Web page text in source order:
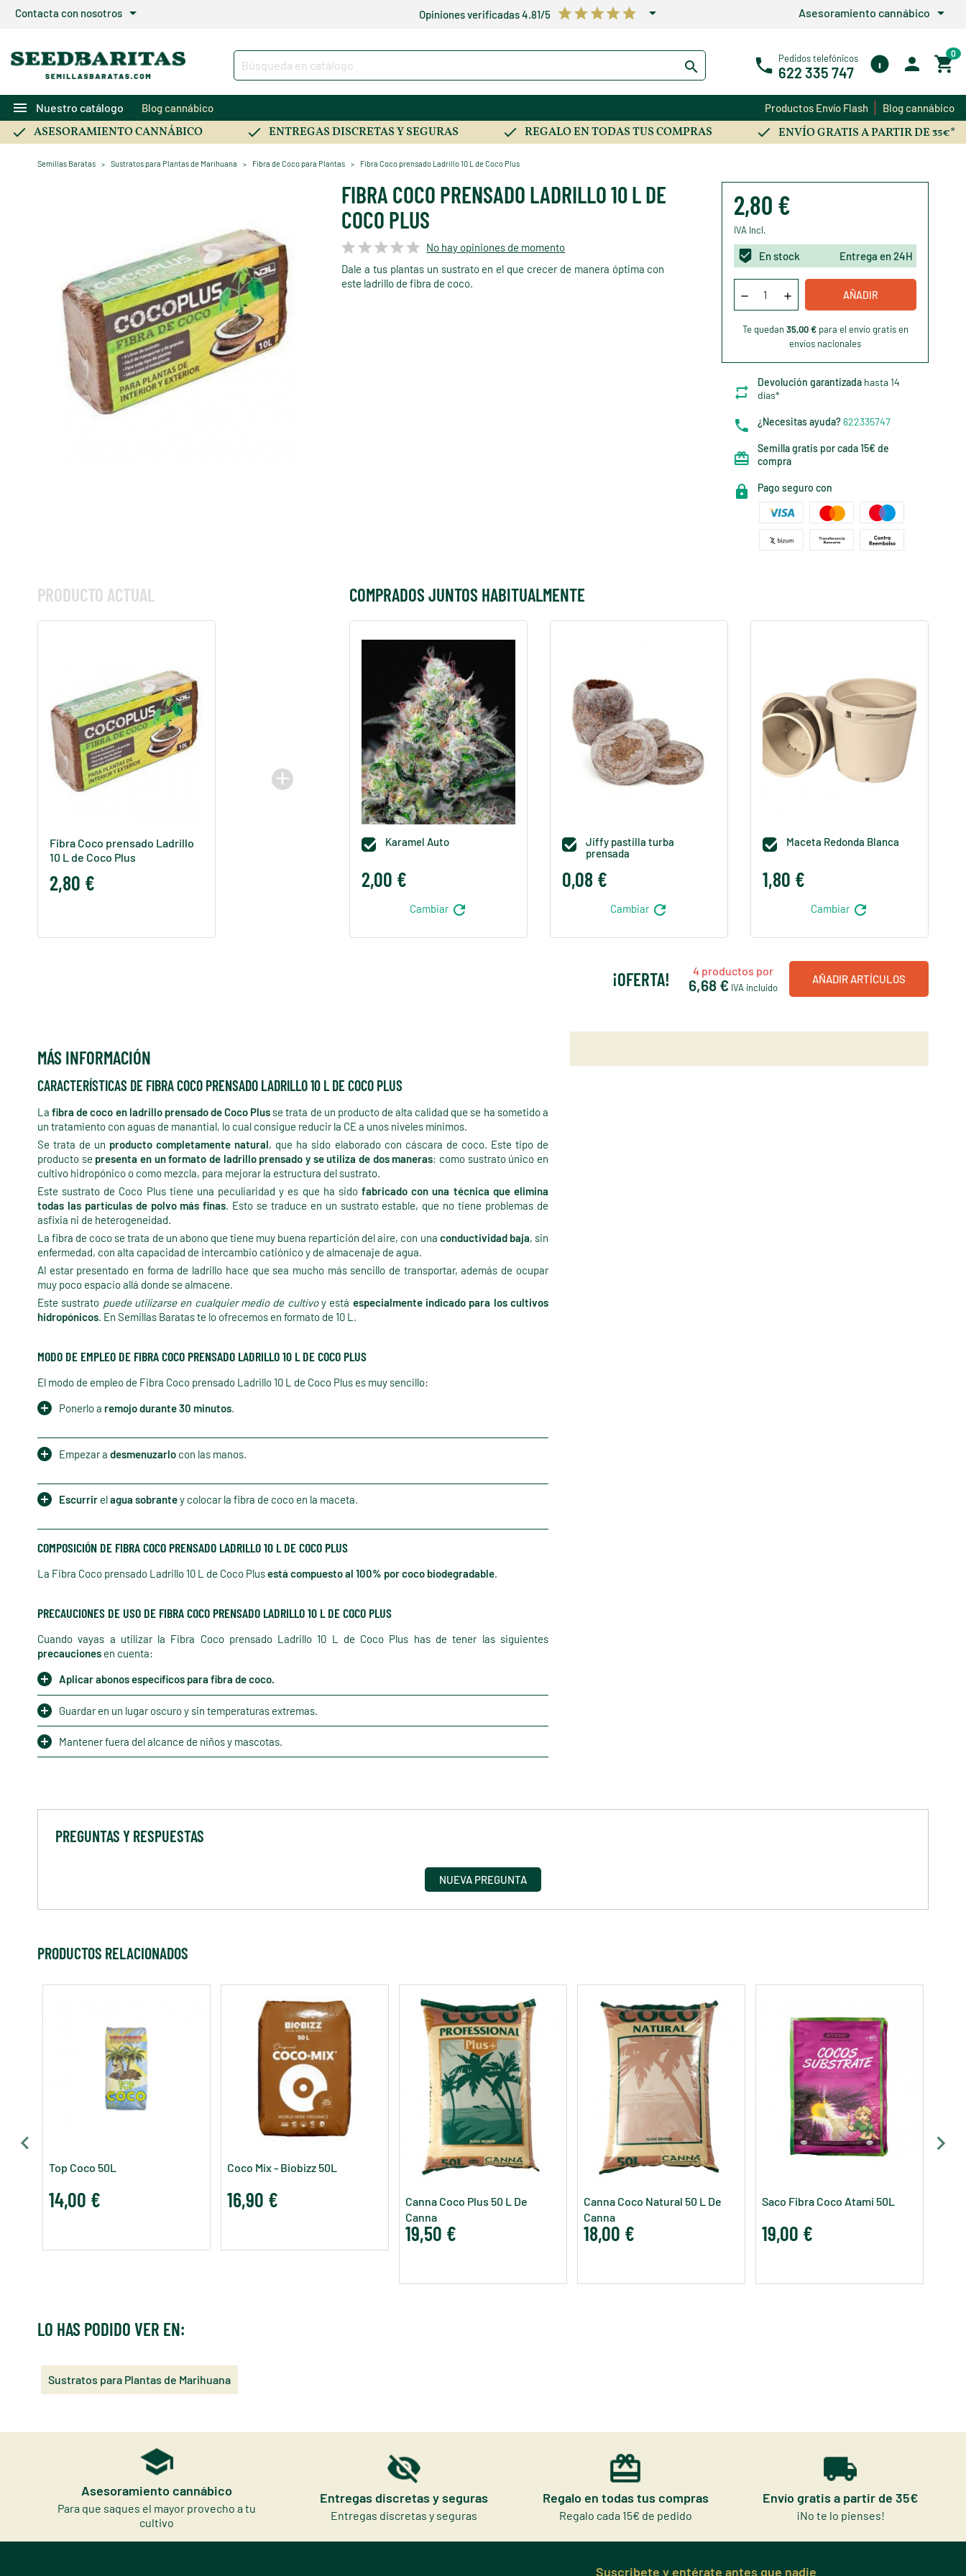
Contacta con nosotros arrow_drop_down Opiniones verificadas 4.81/5 arrow_drop_down Asesoramiento cannábico arrow_drop_down
Pedidos telefónicos
622 335 747
0
menu Nuestro catálogo Blog cannábico Productos Envío Flash Blog cannábico
ASESORAMIENTO CANNÁBICO ENTREGAS DISCRETAS Y SEGURAS REGALO EN TODAS TUS COMPRAS ENVÍO GRATIS A PARTIR DE 35€*
Semillas Baratas Sustratos para Plantas de Marihuana Fibra de Coco para Plantas Fibra Coco prensado Ladrillo 10 L de Coco Plus
FIBRA COCO PRENSADO LADRILLO 10 L DE
COCO PLUS
No hay opiniones de momento
Dale a tus plantas un sustrato en el que crecer de manera óptima con
este ladrillo de fibra de coco.
2,80 €
IVA Incl.
En stock Entrega en 24H
AÑADIR
Te quedan 35,00 €para el envío gratis en
envíos nacionales
Devolución garantizada hasta 14
días*
¿Necesitas ayuda? 622335747
Semilla gratis por cada 15€ de
compra
Pago seguro con
PRODUCTO ACTUAL COMPRADOS JUNTOS HABITUALMENTE
Fibra Coco prensado Ladrillo
10 L de Coco Plus
2,80 €
add
 Karamel Auto
2,00 €
Cambiar refresh

Jiffy pastilla turba
prensada
0,08 €
Cambiar refresh
 Maceta Redonda Blanca
1,80 €
Cambiar refresh
¡OFERTA! 4 productos por
6,68 € IVA incluido
AÑADIR ARTÍCULOS
MÁS INFORMACIÓN
CARACTERÍSTICAS DE FIBRA COCO PRENSADO LADRILLO 10 L DE COCO PLUS
Lafibra de coco en ladrillo prensado de Coco Plus se trata de un producto de alta calidad que se ha sometido a
un tratamiento con aguas de manantial, lo cual consigue reducir la CE a unos niveles mínimos.
Se trata de un producto completamente natural, que ha sido elaborado con cáscara de coco. Este tipo de
producto se presenta en un formato de ladrillo prensado y se utiliza de dos maneras: como sustrato único en
cultivo hidropónico o como mezcla, para mejorar la estructura del sustrato.
Este sustrato de Coco Plus tiene una peculiaridad y es que ha sidofabricado con una técnica que elimina
todas las partículas de polvo más finas. Esto se traduce en un sustrato estable, que no tiene problemas de
asfixia ni de heterogeneidad.
La fibra de coco se trata de un abono que tiene muy buena repartición del aire, con una conductividad baja, sin
enfermedad, con alta capacidad de intercambio catiónico y de almacenaje de agua.
Al estar presentado en forma de ladrillo hace que sea mucho más sencillo de transportar, además de ocupar
muy poco espacio allá donde se almacene.
Este sustrato puede utilizarse en cualquier medio de cultivoy está especialmente indicado para los cultivos
hidropónicos. En Semillas Baratas te lo ofrecemos en formato de 10 L.
MODO DE EMPLEO DE FIBRA COCO PRENSADO LADRILLO 10 L DE COCO PLUS
El modo de empleo de Fibra Coco prensado Ladrillo 10 L de Coco Plus es muy sencillo:
Ponerlo a remojo durante 30 minutos.
Empezar a desmenuzarlo con las manos.
Escurrir elagua sobrantey colocar la fibra de coco en la maceta.
COMPOSICIÓN DE FIBRA COCO PRENSADO LADRILLO 10 L DE COCO PLUS
La Fibra Coco prensado Ladrillo 10 L de Coco Plusestá compuesto al 100% por coco biodegradable.
PRECAUCIONES DE USO DE FIBRA COCO PRENSADO LADRILLO 10 L DE COCO PLUS
Cuando vayas a utilizar la Fibra Coco prensado Ladrillo 10 L de Coco Plus has de tener las siguientes
precauciones en cuenta:
Aplicar abonos específicos para fibra de coco.
Guardar en un lugar oscuro y sin temperaturas extremas.
Mantener fuera del alcance de niños y mascotas.
PREGUNTAS Y RESPUESTAS
NUEVA PREGUNTA
PRODUCTOS RELACIONADOS
Top Coco 50L
14,00 €
Coco Mix - Biobizz 50L
16,90 €
Canna Coco Plus 50 L De
Canna
19,50 €
Canna Coco Natural 50 L De
Canna
18,00 €
Saco Fibra Coco Atami 50L
19,00 €
LO HAS PODIDO VER EN:
Sustratos para Plantas de Marihuana
Asesoramiento cannábico
Para que saques el mayor provecho a tu
cultivo
Entregas discretas y seguras
Entregas discretas y seguras
Regalo en todas tus compras
Regalo cada 15€ de pedido
Envío gratis a partir de 35€
¡No te lo pienses!
Suscribete y entérate antes que nadie